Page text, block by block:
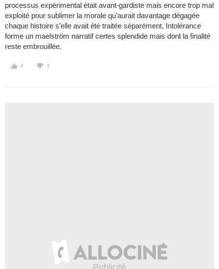
processus expérimental était avant-gardiste mais encore trop mal
exploité pour sublimer la morale qu’aurait davantage dégagée
chaque histoire s’elle avait été traitée séparément, Intolérance
forme un maelström narratif certes splendide mais dont la finalité
reste embrouillée.
1 1